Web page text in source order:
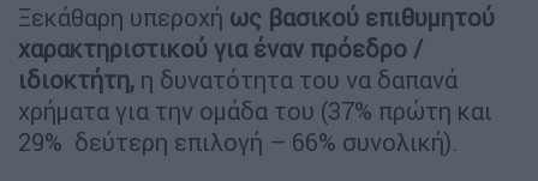
Ξεκάθαρη υπεροχή ως βασικού επιθυμητού
χαρακτηριστικού για έναν πρόεδρο /
ιδιοκτήτη, η δυνατότητα του να δαπανά
χρήματα για την ομάδα του (37% πρώτη και
29% δεύτερη επιλογή – 66% συνολική).